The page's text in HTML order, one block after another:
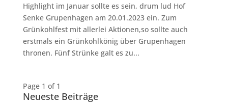
Highlight im Januar sollte es sein, drum lud Hof
Senke Grupenhagen am 20.01.2023 ein. Zum
Grünkohlfest mit allerlei Aktionen,so sollte auch
erstmals ein Grünkohlkönig über Grupenhagen
thronen. Fünf Strünke galt es zu...
Page 1 of 1
Neueste Beiträge